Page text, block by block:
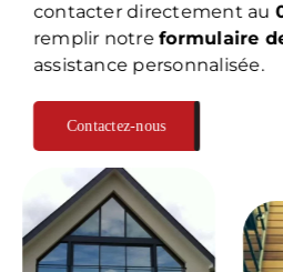
contacter directement au
remplir notreformulaire
assistance personnalisée.
Contactez-nous